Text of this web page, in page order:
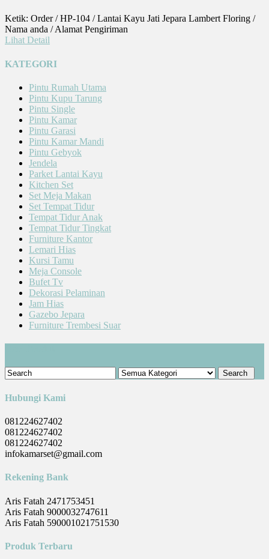
Ketik: Order / HP-104 / Lantai Kayu Jati Jepara Lambert Floring /
Nama anda / Alamat Pengiriman
Lihat Detail
KATEGORI
Pintu Rumah Utama
Pintu Kupu Tarung
Pintu Single
Pintu Kamar
Pintu Garasi
Pintu Kamar Mandi
Pintu Gebyok
Jendela
Parket Lantai Kayu
Kitchen Set
Set Meja Makan
Set Tempat Tidur
Tempat Tidur Anak
Tempat Tidur Tingkat
Furniture Kantor
Lemari Hias
Kursi Tamu
Meja Console
Bufet Tv
Dekorasi Pelaminan
Jam Hias
Gazebo Jepara
Furniture Trembesi Suar
Hubungi Kami
081224627402
081224627402
081224627402
infokamarset@gmail.com
Rekening Bank
Aris Fatah 2471753451
Aris Fatah 9000032747611
Aris Fatah 590001021751530
Produk Terbaru